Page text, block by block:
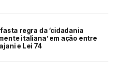
regra da ‘cidadania
italiana’ em ação entre
e Lei 74